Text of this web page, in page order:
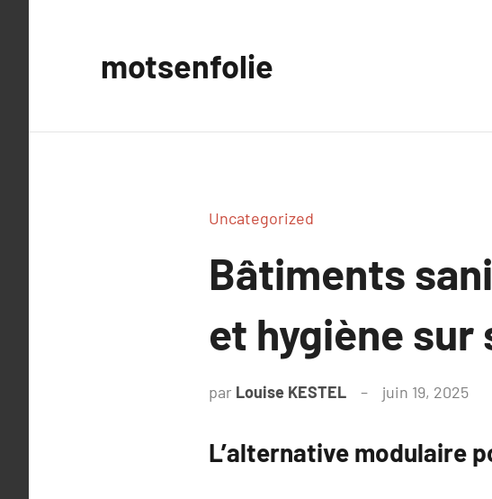
motsenfolie
Uncategorized
Bâtiments
et hygiène sur
par Louise KESTEL juin 19, 2025
L’alternative modulaire